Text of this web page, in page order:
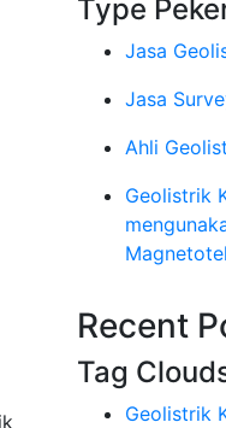
Type
Jasa
Jasa
Ahli
Geolistrik
Recent
Tag
Geolistrik